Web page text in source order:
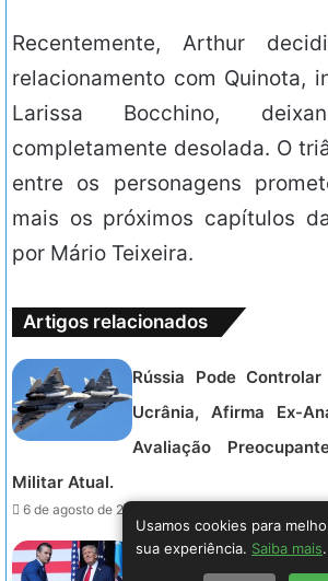
Recentemente, Arthur
relacionamento com Quinota,
Larissa Bocchino,
completamente desolada. O
entre os personagens
mais os próximos capítulos
por Mário Teixeira.
Artigos relacionados
Rússia Pode
Ucrânia, Afirma Ex-
Avaliação
Militar Atual.
6 de agosto de 2026 - 02:41.
Trump cobra
Usamos cookies para
sua experiência. Saiba mais